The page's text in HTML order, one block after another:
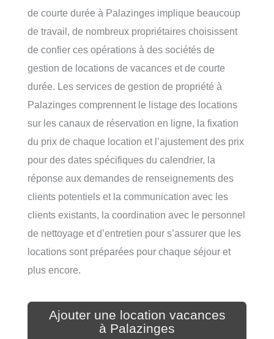
de courte durée à Palazinges implique beaucoup
de travail, de nombreux propriétaires choisissent
de confier ces opérations à des sociétés de
gestion de locations de vacances et de courte
durée. Les services de gestion de propriété à
Palazinges comprennent le listage des locations
sur les canaux de réservation en ligne, la fixation
du prix de chaque location et l’ajustement des prix
pour des dates spécifiques du calendrier, la
réponse aux demandes de renseignements des
clients potentiels et la communication avec les
clients existants, la coordination avec le personnel
de nettoyage et d’entretien pour s’assurer que les
locations sont préparées pour chaque séjour et
plus encore.
Ajouter une location vacances
à Palazinges